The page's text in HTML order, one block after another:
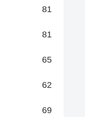
81
81
65
62
69